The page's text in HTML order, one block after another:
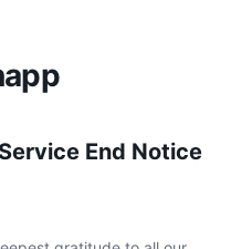
End Notice